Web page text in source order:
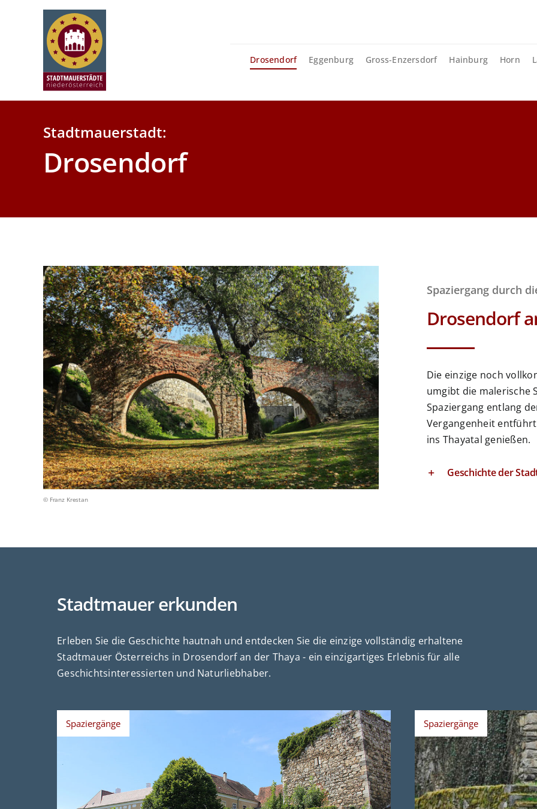
Drosendorf Eggenburg Gross-Enzersdorf Hainburg Horn
Stadtmauerstadt:
Drosendorf
© Franz Krestan
Spaziergang durch
Drosendorf
Die einzige noch
umgibt die malerische
Spaziergang entlang
Vergangenheit
ins Thayatal genießen.
Geschichte der
Stadtmauer erkunden
Erleben Sie die Geschichte hautnah und entdecken Sie die einzige vollständig erhaltene
Stadtmauer Österreichs in Drosendorf an der Thaya - ein einzigartiges Erlebnis für alle
Geschichtsinteressierten und Naturliebhaber.
Spaziergänge Spaziergänge